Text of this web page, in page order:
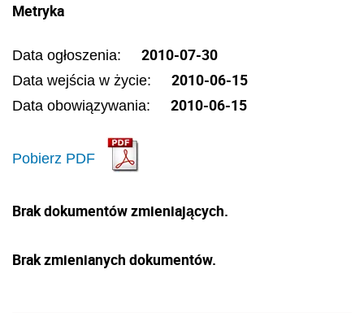
Metryka
Data ogłoszenia: 2010-07-30
Data wejścia w życie: 2010-06-15
Data obowiązywania: 2010-06-15
Pobierz PDF
Brak dokumentów zmieniających.
Brak zmienianych dokumentów.